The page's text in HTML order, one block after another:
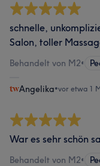
schnelle,
Salon, toller
Behandelt von M2•
Angelika•vor etwa 1
War es sehr schön
Behandelt von M2•